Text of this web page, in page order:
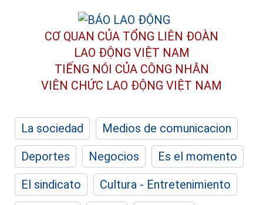
CƠ QUAN CỦA TỔNG LIÊN ĐOÀN
LAO ĐỘNG VIỆT NAM
TIẾNG NÓI CỦA CÔNG NHÂN
VIÊN CHỨC LAO ĐỘNG VIỆT NAM
La sociedad
Medios de comunicacion
Deportes
Negocios
Es el momento
El sindicato
Cultura - Entretenimiento